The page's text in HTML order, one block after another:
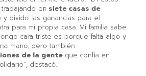
en siete casas de
y divido las ganancias para el
para mi propia casa. Mi familia sabe
cara triste es porque falta algo y
mano, pero también
de la gente que confía en
destacó.